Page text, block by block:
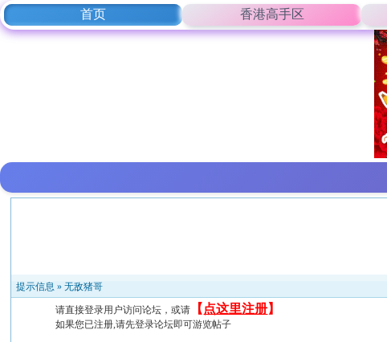
首页 香港高手区
提示信息 »无敌猪哥
请直接登录用户访问论坛，或请 【 点这里注册】
如果您已注册,请先登录论坛即可游览帖子